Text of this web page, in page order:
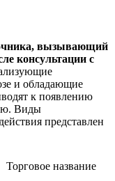
вызывающий
консультации с
и обладающие
к появлению
Виды
представлен
Торговое название